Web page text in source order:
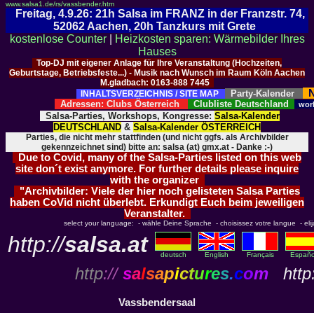
www.salsa1.de/rs/vassbender.htm
Freitag, 4.9.26: 21h Salsa im FRANZ in der Franzstr. 74,
52062 Aachen, 20h Tanzkurs mit Grete
kostenlose Counter|
Heizkosten sparen: Wärmebilder Ihres
Hauses
Top-DJ mit eigener Anlage für Ihre Veranstaltung (Hochzeiten,
Geburtstage, Betriebsfeste...) - Musik nach Wunsch im Raum Köln Aachen
M.gladbach: 0163-888 7445
INHALTSVERZEICHNIS / SITE MAP
Party-Kalender
Adressen: Clubs Österreich Clubliste Deutschland
Salsa-Parties, Workshops, Kongresse: Salsa-Kalender
DEUTSCHLAND & Salsa-Kalender ÖSTERREICH
Parties, die nicht mehr stattfinden (und nicht ggfs. als Archivbilder
gekennzeichnet sind) bitte an: salsa (at) gmx.at - Danke :-)
Due to Covid, many of the Salsa-Parties listed on this web
site don´t exist anymore. For further details please inquire
with the organizer
"Archivbilder: Viele der hier noch gelisteten Salsa Parties
haben CoVid nicht überlebt. Erkundigt Euch beim jeweiligen
Veranstalter.
select your language: - wähle Deine Sprache - choisissez votre langue -
http://salsa.at deutsch English Français
http:// salsapictures.com
Vassbendersaal